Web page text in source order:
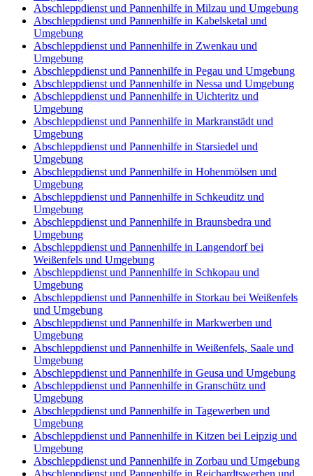
Abschleppdienst und Pannenhilfe in Milzau und Umgebung
Abschleppdienst und Pannenhilfe in Kabelsketal und
Umgebung
Abschleppdienst und Pannenhilfe in Zwenkau und
Umgebung
Abschleppdienst und Pannenhilfe in Pegau und Umgebung
Abschleppdienst und Pannenhilfe in Nessa und Umgebung
Abschleppdienst und Pannenhilfe in Uichteritz und
Umgebung
Abschleppdienst und Pannenhilfe in Markranstädt und
Umgebung
Abschleppdienst und Pannenhilfe in Starsiedel und
Umgebung
Abschleppdienst und Pannenhilfe in Hohenmölsen und
Umgebung
Abschleppdienst und Pannenhilfe in Schkeuditz und
Umgebung
Abschleppdienst und Pannenhilfe in Braunsbedra und
Umgebung
Abschleppdienst und Pannenhilfe in Langendorf bei
Weißenfels und Umgebung
Abschleppdienst und Pannenhilfe in Schkopau und
Umgebung
Abschleppdienst und Pannenhilfe in Storkau bei Weißenfels
und Umgebung
Abschleppdienst und Pannenhilfe in Markwerben und
Umgebung
Abschleppdienst und Pannenhilfe in Weißenfels, Saale und
Umgebung
Abschleppdienst und Pannenhilfe in Geusa und Umgebung
Abschleppdienst und Pannenhilfe in Granschütz und
Umgebung
Abschleppdienst und Pannenhilfe in Tagewerben und
Umgebung
Abschleppdienst und Pannenhilfe in Kitzen bei Leipzig und
Umgebung
Abschleppdienst und Pannenhilfe in Zorbau und Umgebung
Abschleppdienst und Pannenhilfe in Reichardtswerben und